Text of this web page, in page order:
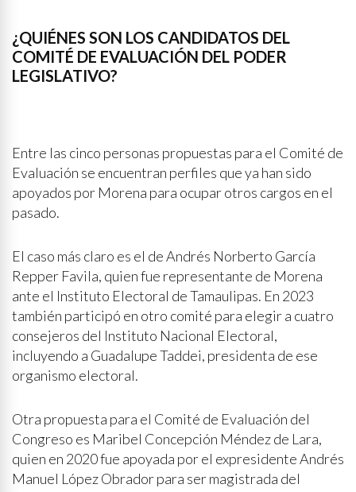
¿QUIÉNES SON LOS CANDIDATOS DEL
COMITÉ DE EVALUACIÓN DEL PODER
LEGISLATIVO?
Entre las cinco personas propuestas para el Comité de
Evaluación se encuentran perfiles que ya han sido
apoyados por Morena para ocupar otros cargos en el
pasado.
El caso más claro es el de Andrés Norberto García
Repper Favila, quien fue representante de Morena
ante el Instituto Electoral de Tamaulipas. En 2023
también participó en otro comité para elegir a cuatro
consejeros del Instituto Nacional Electoral,
incluyendo a Guadalupe Taddei, presidenta de ese
organismo electoral.
Otra propuesta para el Comité de Evaluación del
Congreso es Maribel Concepción Méndez de Lara,
quien en 2020 fue apoyada por el expresidente Andrés
Manuel López Obrador para ser magistrada del